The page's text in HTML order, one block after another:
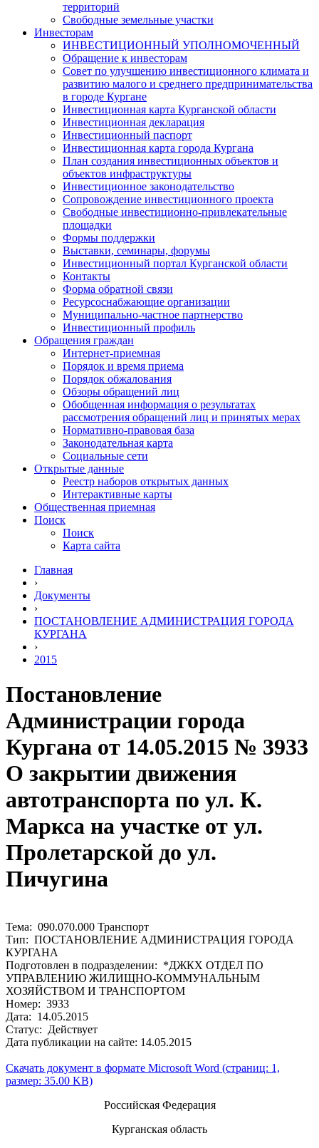
территорий
Свободные земельные участки
Инвесторам
ИНВЕСТИЦИОННЫЙ УПОЛНОМОЧЕННЫЙ
Обращение к инвесторам
Совет по улучшению инвестиционного климата и
развитию малого и среднего предпринимательства
в городе Кургане
Инвестиционная карта Курганской области
Инвестиционная декларация
Инвестиционный паспорт
Инвестиционная карта города Кургана
План создания инвестиционных объектов и
объектов инфраструктуры
Инвестиционное законодательство
Сопровождение инвестиционного проекта
Свободные инвестиционно-привлекательные
площадки
Формы поддержки
Выставки, семинары, форумы
Инвестиционный портал Курганской области
Контакты
Форма обратной связи
Ресурсоснабжающие организации
Муниципально-частное партнерство
Инвестиционный профиль
Обращения граждан
Интернет-приемная
Порядок и время приема
Порядок обжалования
Обзоры обращений лиц
Обобщенная информация о результатах
рассмотрения обращений лиц и принятых мерах
Нормативно-правовая база
Законодательная карта
Социальные сети
Открытые данные
Реестр наборов открытых данных
Интерактивные карты
Общественная приемная
Поиск
Поиск
Карта сайта
Главная
›
Документы
›
ПОСТАНОВЛЕНИЕ АДМИНИСТРАЦИЯ ГОРОДА
КУРГАНА
›
2015
Постановление
Администрации города
Кургана от 14.05.2015 № 3933
О закрытии движения
автотранспорта по ул. К.
Маркса на участке от ул.
Пролетарской до ул.
Пичугина
Тема: 090.070.000 Транспорт
Тип: ПОСТАНОВЛЕНИЕ АДМИНИСТРАЦИЯ ГОРОДА
КУРГАНА
Подготовлен в подразделении: *ДЖКХ ОТДЕЛ ПО
УПРАВЛЕНИЮ ЖИЛИЩНО-КОММУНАЛЬНЫМ
ХОЗЯЙСТВОМ И ТРАНСПОРТОМ
Номер: 3933
Дата: 14.05.2015
Статус: Действует
Дата публикации на сайте: 14.05.2015
Скачать документ в формате Microsoft Word (страниц: 1,
размер: 35.00 KB)
Российская Федерация
Курганская область